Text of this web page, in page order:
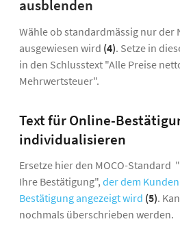
ausblenden
Wähle ob standardmässig nur der
ausgewiesen wird (4). Setze in
in den Schlusstext "Alle Preise
Mehrwertsteuer".
Text für Online-
individualisieren
Ersetze hier den MOCO-Standard
Ihre Bestätigung", der dem
Bestätigung angezeigt wird (5).
nochmals überschrieben werden.